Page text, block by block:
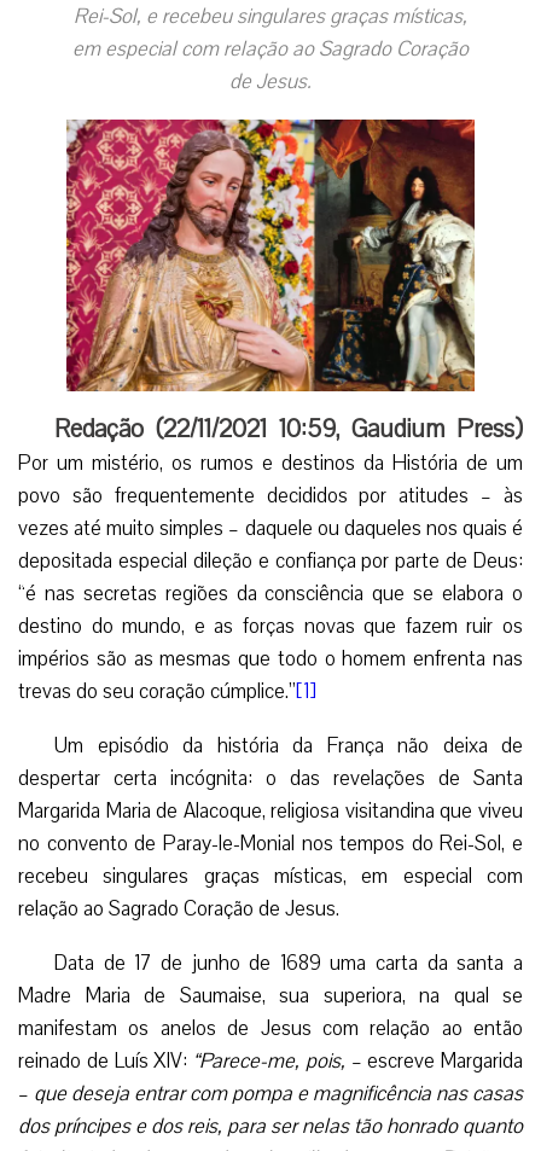
Rei-Sol, e recebeu singulares graças místicas,
em especial com relação ao Sagrado Coração
de Jesus.
Redação (22/11/2021 10:59,Gaudium Press)
Por um mistério, os rumos e destinos da História de um
povo são frequentemente decididos por atitudes – às
vezes até muito simples – daquele ou daqueles nos quais é
depositada especial dileção e confiança por parte de Deus:
“é nas secretas regiões da consciência que se elabora o
destino do mundo, e as forças novas que fazem ruir os
impérios são as mesmas que todo o homem enfrenta nas
trevas do seu coração cúmplice.”[1]
Um episódio da história da França não deixa de
despertar certa incógnita: o das revelações de Santa
Margarida Maria de Alacoque, religiosa visitandina que viveu
no convento de Paray-le-Monial nos tempos do Rei-Sol, e
recebeu singulares graças místicas, em especial com
relação ao Sagrado Coração de Jesus.
Data de 17 de junho de 1689 uma carta da santa a
Madre Maria de Saumaise, sua superiora, na qual se
manifestam os anelos de Jesus com relação ao então
reinado de Luís XIV: “Parece-me, pois, – escreve Margarida
– que deseja entrar com pompa e magnificência nas casas
dos príncipes e dos reis, para ser nelas tão honrado quanto